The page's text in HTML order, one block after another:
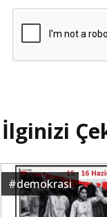
İlginizi
#demokrasi